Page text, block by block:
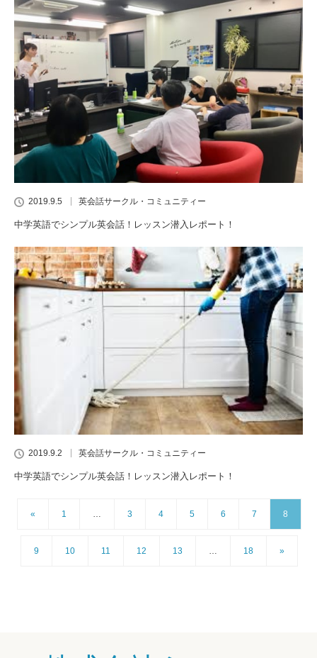
2019.9.5 英会話サークル・コミュニティー
中学英語でシンプル英会話！レッスン潜入レポート！
2019.9.2 英会話サークル・コミュニティー
中学英語でシンプル英会話！レッスン潜入レポート！
« 1 3 4 5 6 7 8
9 10 11 12 13 18 »